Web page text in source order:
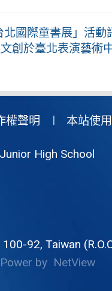
北國際童書展」活動
創於臺北表演藝術
權聲明 本站使
High School
92, Taiwan
by NetView